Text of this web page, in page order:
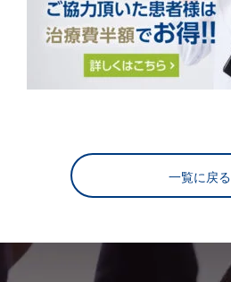
一覧に戻る